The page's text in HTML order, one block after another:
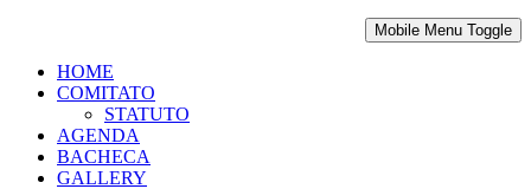
Mobile Menu Toggle
HOME
COMITATO
STATUTO
AGENDA
BACHECA
GALLERY